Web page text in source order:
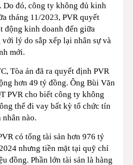
Do đó, công ty không đủ kinh
tháng 11/2023, PVR quyết
động kinh doanh đến giữa
lý do sắp xếp lại nhân sự và
mới.
Tòa án đã ra quyết định PVR
hơn 49 tỷ đồng. Ông Bùi Văn
PVR cho biết công ty không
thể đi vay bất kỳ tổ chức tín
nhân nào.
có tổng tài sản hơn 976 tỷ
nhưng tiền mặt tại quỹ chỉ
đồng. Phần lớn tài sản là hàng